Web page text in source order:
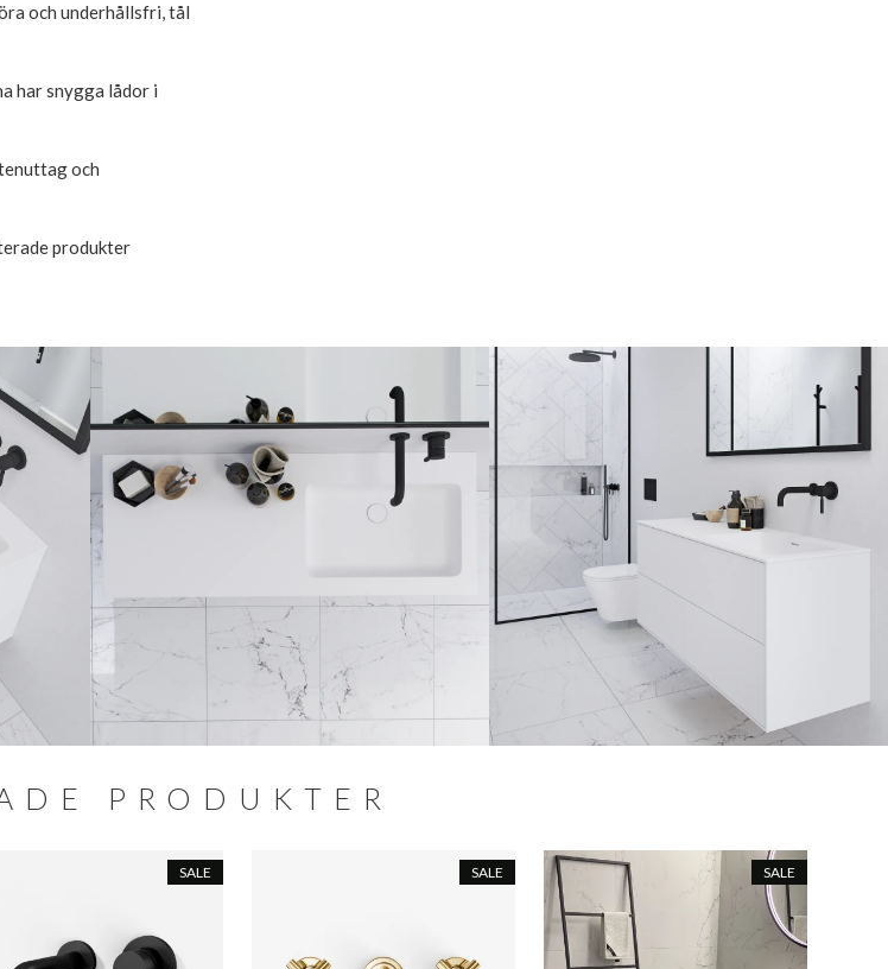
och underhållsfri, tål
har snygga lådor i
och
produkter
PRODUKTER
SALE SALE SALE